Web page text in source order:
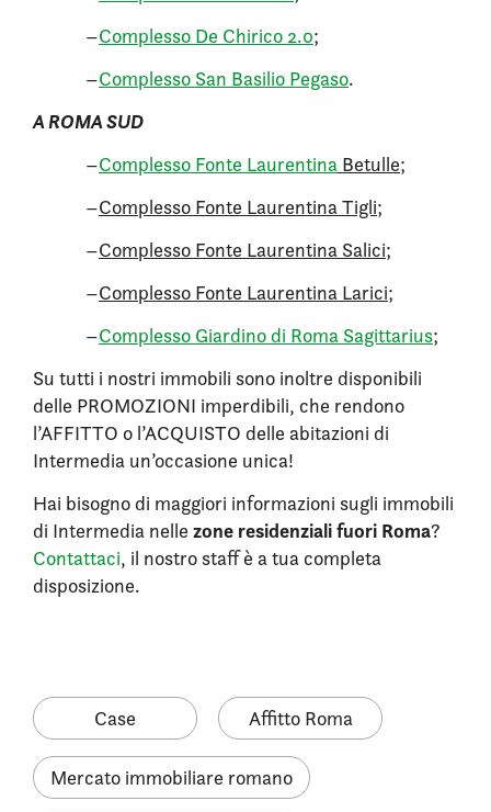
–Complesso De Chirico 2.0;
–Complesso San Basilio Pegaso.
A ROMA SUD
–Complesso Fonte Laurentina Betulle;
–Complesso Fonte Laurentina Tigli;
–Complesso Fonte Laurentina Salici;
–Complesso Fonte Laurentina Larici;
–Complesso Giardino di Roma Sagittarius;
Su tutti i nostri immobili sono inoltre disponibili
delle PROMOZIONI imperdibili, che rendono
l’AFFITTO o l’ACQUISTO delle abitazioni di
Intermedia un’occasione unica!
Hai bisogno di maggiori informazioni sugli immobili
di Intermedia nelle zone residenziali fuori Roma?
Contattaci, il nostro staff è a tua completa
disposizione.
Case Affitto Roma
Mercato immobiliare romano